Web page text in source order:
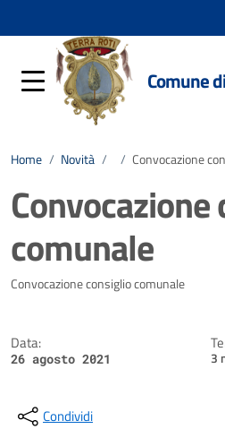
Comune
Home / Novità / / Convocazione
comunale
Dettagli della
Convocazione consiglio comunale
Data:
26 agosto 2021 3
Condividi